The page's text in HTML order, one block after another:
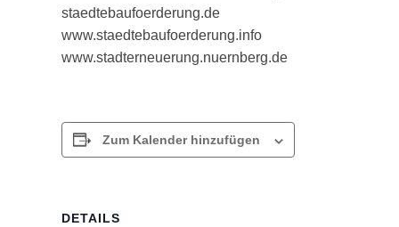
staedtebaufoerderung.de
www.staedtebaufoerderung.info
www.stadterneuerung.nuernberg.de
Zum Kalender hinzufügen
DETAILS